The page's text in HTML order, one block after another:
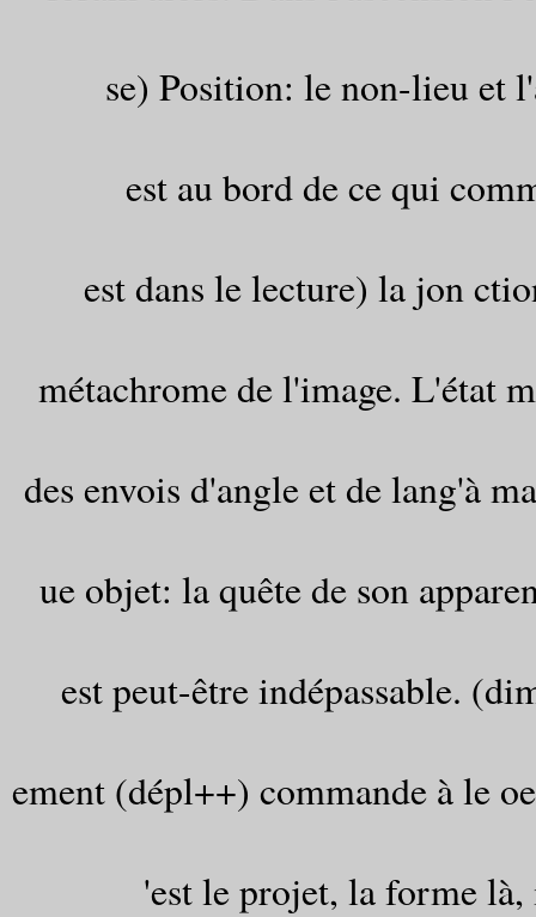
se) Position: le non-lieu et
est au bord de ce qui
est dans le lecture) la jon
métachrome de l'image. L'état
des envois d'angle et de lang'à
ue objet: la quête de son
est peut-être indépassable.
ement (dépl++) commande à le
'est le projet, la forme là,